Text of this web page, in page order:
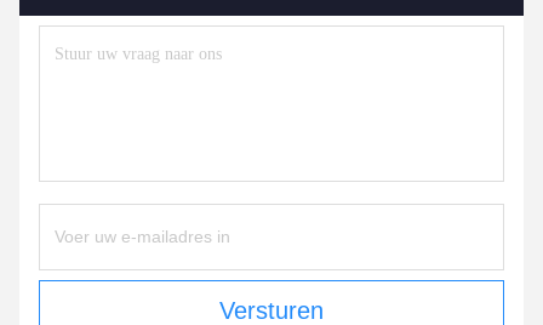
Versturen